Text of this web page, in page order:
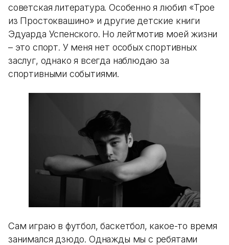
советская литература. Особенно я любил «Трое
из Простоквашино» и другие детские книги
Эдуарда Успенского. Но лейтмотив моей жизни
– это спорт. У меня нет особых спортивных
заслуг, однако я всегда наблюдаю за
спортивными событиями.
Сам играю в футбол, баскетбол, какое-то время
занимался дзюдо. Однажды мы с ребятами